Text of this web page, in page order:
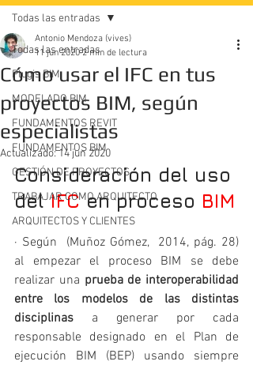
Todas las entradas
Plugis BIM
MODELADO BIM
FUNDAMENTOS REVIT
FUNDAMENTOS BIM
GESTIÓN DE PROYECTOS
TRABAJAR COMO ARQUITECTO
ARQUITECTOS Y CLIENTES
Todas las entradas
Cómo usar el IFC en tus
proyectos BIM, según
especialistas
Antonio Mendoza (vives)
11 jun 2020 2 min de lectura
Actualizado:14 jun 2020
Consideración del uso
del IFC en proceso BIM
· Según  (Muñoz Gómez,  2014, pág. 28)
al empezar el proceso BIM se debe
realizar una prueba de interoperabilidad
entre los modelos de las distintas
disciplinas a generar por cada
responsable designado en el Plan de
ejecución BIM (BEP) usando siempre